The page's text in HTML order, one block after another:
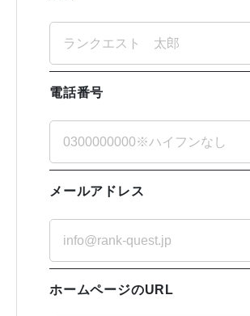
電話番号
メールアドレス
ホームページのURL